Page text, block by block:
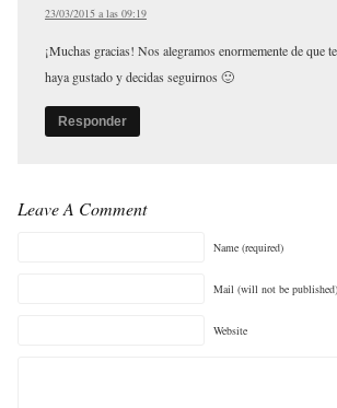
23/03/2015 a las 09:19
¡Muchas gracias! Nos alegramos enormemente de que te
haya gustado y decidas seguirnos 🙂
Responder
Leave A Comment
Name (required)
Mail (will not be
Website